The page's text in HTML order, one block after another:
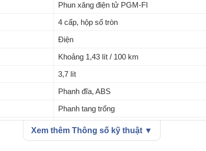
Phun xăng điện tử PGM-FI
4 cấp, hộp số tròn
Điện
Khoảng 1,43 lít / 100 km
3,7 lít
Phanh đĩa, ABS
Phanh tang trống
Phuộc ống lồng
Lò xo đôi
Xem thêm Thông số kỹ thuật ▼